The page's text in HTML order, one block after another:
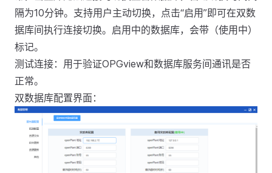
隔为10分钟。支持用户主动切换，点击“启用”即可在双数
据库间执行连接切换。启用中的数据库，会带（使用中）
标记。
测试连接：用于验证OPGview和数据库服务间通讯是否
正常。
双数据库配置界面：